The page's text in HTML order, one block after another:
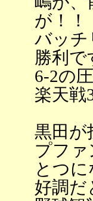
が！！
バッチ
勝利で
6-2の
楽天戦
黒田が
プフ
とつ
好調だ